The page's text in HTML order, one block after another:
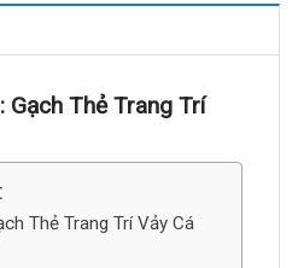
Gạch Thẻ Trang Trí
Thẻ Trang Trí Vảy Cá